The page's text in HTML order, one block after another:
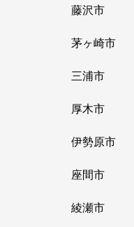
藤沢市
茅ヶ崎市
三浦市
厚木市
伊勢原市
座間市
綾瀬市